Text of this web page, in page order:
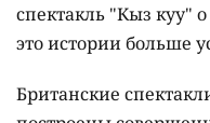
спектакль "Кыз куу"
это истории больше
Британские